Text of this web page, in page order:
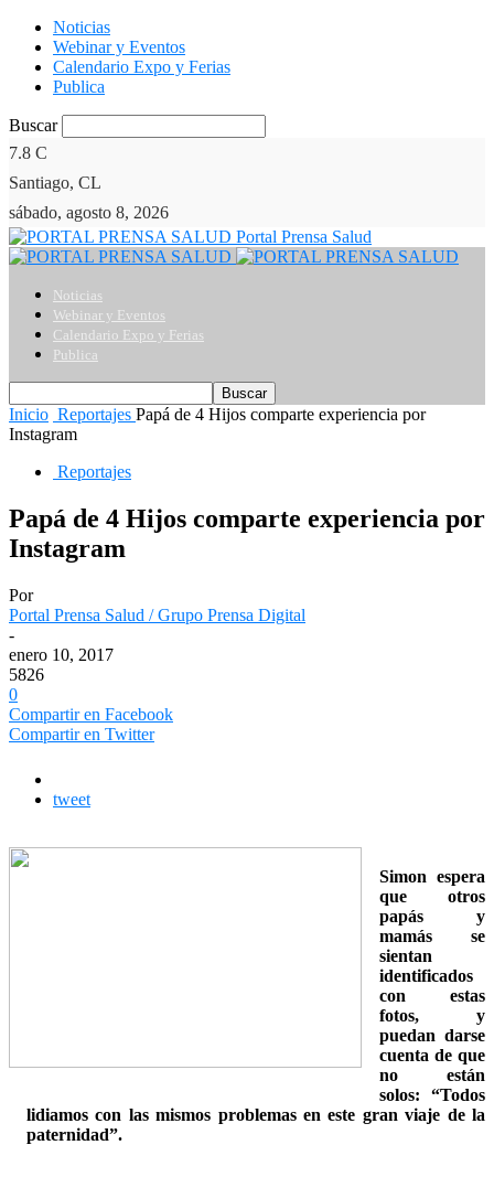
Noticias
Webinar y Eventos
Calendario Expo y Ferias
Publica
Buscar
7.8 C
Santiago, CL
sábado, agosto 8, 2026
Portal Prensa Salud
Noticias
Webinar y Eventos
Calendario Expo y Ferias
Publica
Inicio Reportajes Papá de 4 Hijos comparte experiencia por
Instagram
Reportajes
Papá de 4 Hijos comparte experiencia por
Instagram
Por
Portal Prensa Salud / Grupo Prensa Digital
-
enero 10, 2017
5826
0
Compartir en Facebook
Compartir en Twitter
tweet
Simon espera
que otros
papás y
mamás se
sientan
identificados
con estas
fotos, y
puedan darse
cuenta de que
no están
solos: “Todos
lidiamos con las mismos problemas en este gran viaje de la
paternidad”.